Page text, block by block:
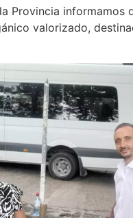
Provincia
valorizado,